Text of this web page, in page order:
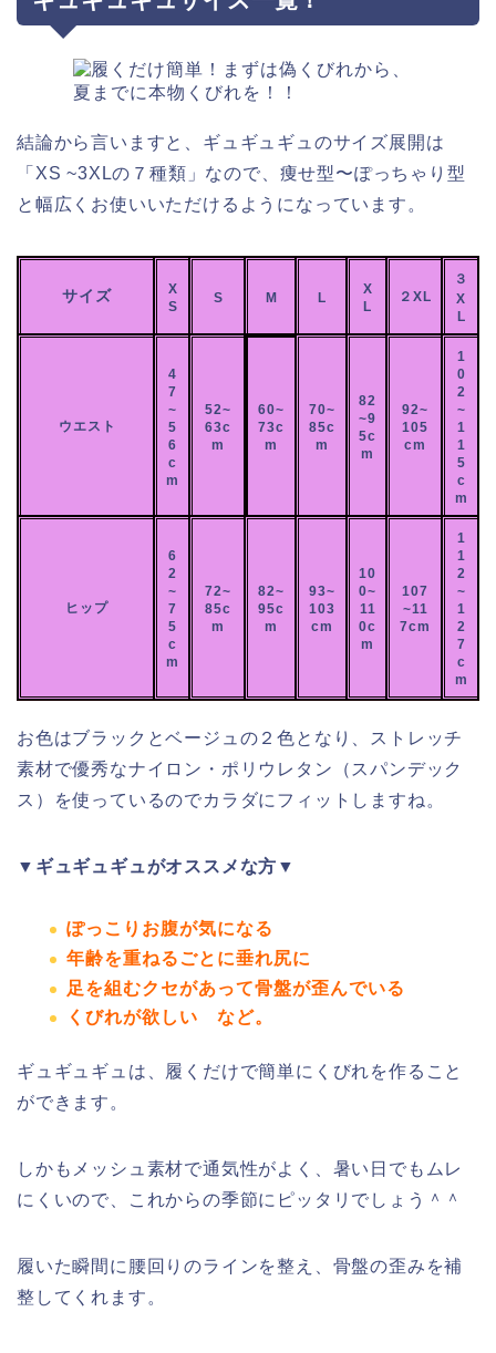
結論から言いますと、ギュギュギュのサイズ展開は
「XS ~3XLの７種類」なので、痩せ型〜ぽっちゃり型
と幅広くお使いいただけるようになっています。
サイズ
X
S
S M L
X
L
２XL
３
X
L
ウエスト
4
7
~
5
6
c
m
52~
63c
m
60~
73c
m
70~
85c
m
82
~9
5c
m
92~
105
cm
1
0
2
~
1
1
5
c
m
ヒップ
6
2
~
7
5
c
m
72~
85c
m
82~
95c
m
93~
103
cm
10
0~
11
0c
m
107
~11
7cm
1
1
2
~
1
2
7
c
m
お色はブラックとベージュの２色となり、ストレッチ
素材で優秀なナイロン・ポリウレタン（スパンデック
ス）を使っているのでカラダにフィットしますね。
▼ギュギュギュがオススメな方▼
ぽっこりお腹が気になる
年齢を重ねるごとに垂れ尻に
足を組むクセがあって骨盤が歪んでいる
くびれが欲しい など。
ギュギュギュは、履くだけで簡単にくびれを作ること
ができます。
しかもメッシュ素材で通気性がよく、暑い日でもムレ
にくいので、これからの季節にピッタリでしょう＾＾
履いた瞬間に腰回りのラインを整え、骨盤の歪みを補
整してくれます。